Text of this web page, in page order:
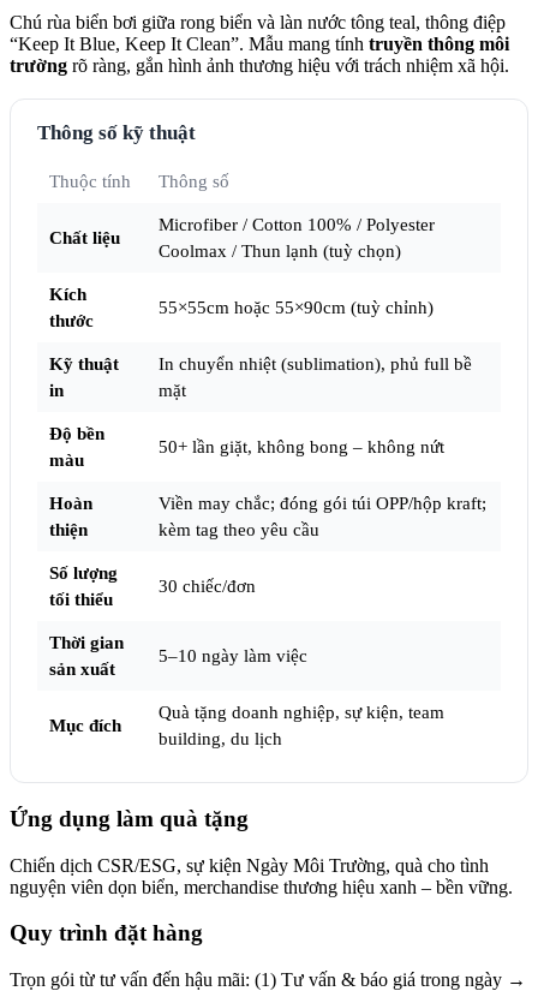
Chú rùa biển bơi giữa rong biển và làn nước tông teal, thông điệp
“Keep It Blue, Keep It Clean”. Mẫu mang tính truyền thông môi
trường rõ ràng, gắn hình ảnh thương hiệu với trách nhiệm xã hội.
Thông số kỹ thuật
Thuộc tính Thông số
Chất liệu
Microfiber / Cotton 100% / Polyester
Coolmax / Thun lạnh (tuỳ chọn)
Kích
thước
55×55cm hoặc 55×90cm (tuỳ chỉnh)
Kỹ thuật
in
In chuyển nhiệt (sublimation), phủ full bề
mặt
Độ bền
màu
50+ lần giặt, không bong – không nứt
Hoàn
thiện
Viền may chắc; đóng gói túi OPP/hộp kraft;
kèm tag theo yêu cầu
Số lượng
tối thiểu
30 chiếc/đơn
Thời gian
sản xuất
5–10 ngày làm việc
Mục đích
Quà tặng doanh nghiệp, sự kiện, team
building, du lịch
Ứng dụng làm quà tặng
Chiến dịch CSR/ESG, sự kiện Ngày Môi Trường, quà cho tình
nguyện viên dọn biển, merchandise thương hiệu xanh – bền vững.
Quy trình đặt hàng
Trọn gói từ tư vấn đến hậu mãi: (1) Tư vấn & báo giá trong ngày →